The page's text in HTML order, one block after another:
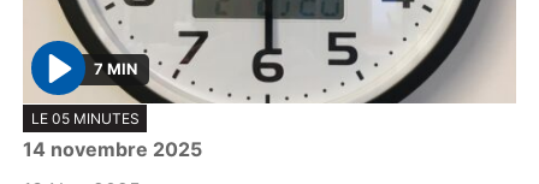
P
l
a
7 MIN
LE 05 MINUTES
14 novembre 2025